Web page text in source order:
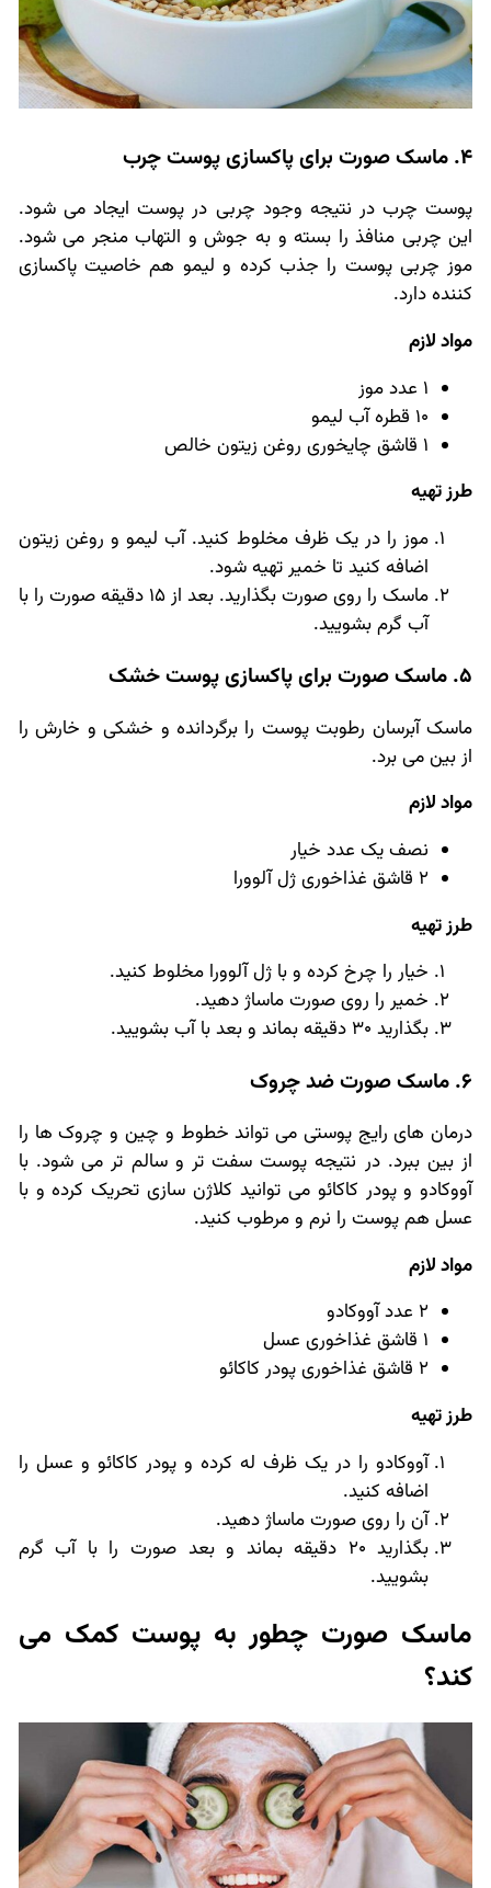
4. ماسک صورت برای پاکسازی پوست چرب
پوست چرب در نتیجه وجود چربی در پوست ایجاد می شود.
این چربی منافذ را بسته و به جوش و التهاب منجر می شود.
موز چربی پوست را جذب کرده و لیمو هم خاصیت پاکسازی
کننده دارد.
مواد لازم
1 عدد موز
10 قطره آب لیمو
1 قاشق چایخوری روغن زیتون خالص
طرز تهیه
موز را در یک ظرف مخلوط کنید. آب لیمو و روغن زیتون
اضافه کنید تا خمیر تهیه شود.
ماسک را روی صورت بگذارید. بعد از 15 دقیقه صورت را با
آب گرم بشویید.
5. ماسک صورت برای پاکسازی پوست خشک
ماسک آبرسان رطوبت پوست را برگردانده و خشکی و خارش را
از بین می برد.
مواد لازم
نصف یک عدد خیار
2 قاشق غذاخوری ژل آلوورا
طرز تهیه
خیار را چرخ کرده و با ژل آلوورا مخلوط کنید.
خمیر را روی صورت ماساژ دهید.
بگذارید 30 دقیقه بماند و بعد با آب بشویید.
6. ماسک صورت ضد چروک
درمان های رایج پوستی می تواند خطوط و چین و چروک ها را
از بین ببرد. در نتیجه پوست سفت تر و سالم تر می شود. با
آووکادو و پودر کاکائو می توانید کلاژن سازی تحریک کرده و با
عسل هم پوست را نرم و مرطوب کنید.
مواد لازم
2 عدد آووکادو
1 قاشق غذاخوری عسل
2 قاشق غذاخوری پودر کاکائو
طرز تهیه
آووکادو را در یک ظرف له کرده و پودر کاکائو و عسل را
اضافه کنید.
آن را روی صورت ماساژ دهید.
بگذارید 20 دقیقه بماند و بعد صورت را با آب گرم
بشویید.
ماسک صورت چطور به پوست کمک می
کند؟